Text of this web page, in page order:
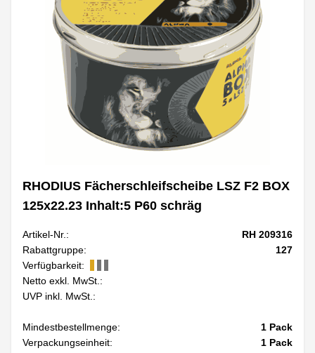
RHODIUS Fächerschleifscheibe LSZ F2 BOX
125x22.23 Inhalt:5 P60 schräg
Artikel-Nr.:
RH 209316
Rabattgruppe:
127
Verfügbarkeit:
Netto exkl. MwSt.:
UVP inkl. MwSt.:
Mindestbestellmenge: 1 Pack
Verpackungseinheit:
1 Pack